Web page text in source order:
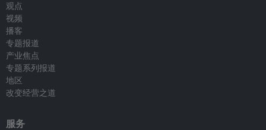
观点
视频
播客
专题报道
产业焦点
专题系列报道
地区
改变经营之道
服务